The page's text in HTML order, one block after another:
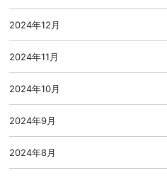
2024年12月
2024年11月
2024年10月
2024年9月
2024年8月